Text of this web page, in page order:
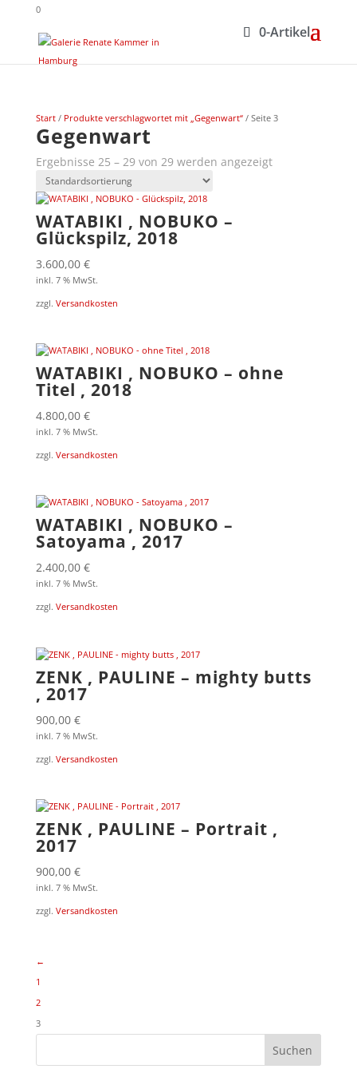
0
0-Artikel
Start/ Produkte verschlagwortet mit „Gegenwart“/ Seite 3
Gegenwart
Ergebnisse 25 – 29 von 29 werden angezeigt
WATABIKI , NOBUKO –
Glückspilz, 2018
3.600,00 €
inkl. 7 % MwSt.
zzgl. Versandkosten
WATABIKI , NOBUKO – ohne
Titel , 2018
4.800,00 €
inkl. 7 % MwSt.
zzgl. Versandkosten
WATABIKI , NOBUKO –
Satoyama , 2017
2.400,00 €
inkl. 7 % MwSt.
zzgl. Versandkosten
ZENK , PAULINE – mighty butts
, 2017
900,00 €
inkl. 7 % MwSt.
zzgl. Versandkosten
ZENK , PAULINE – Portrait ,
2017
900,00 €
inkl. 7 % MwSt.
zzgl. Versandkosten
←
1
2
3